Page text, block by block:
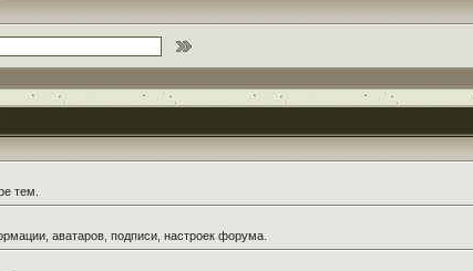
тем.
аватаров, подписи, настроек форума.